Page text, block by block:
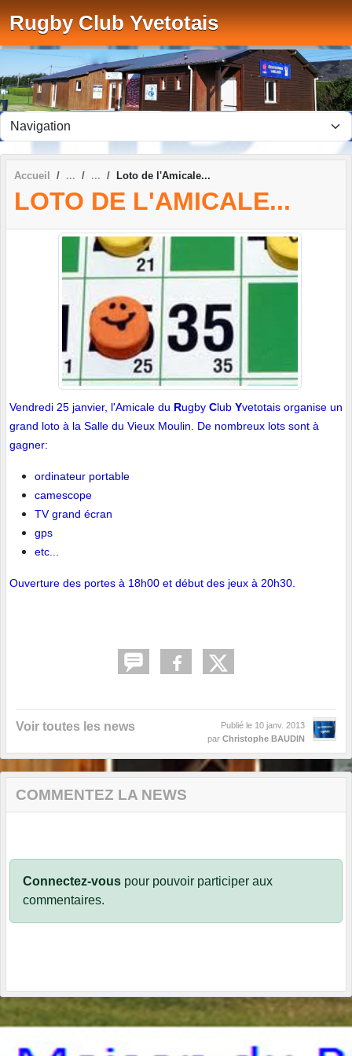
Rugby Club Yvetotais
Accueil Loto de l'Amicale...
LOTO DE L'AMICALE...
Vendredi 25 janvier, l'Amicale du Rugby Club Yvetotais organise un
grand loto à la Salle du Vieux Moulin. De nombreux lots sont à
gagner:
ordinateur portable
camescope
TV grand écran
gps
etc...
Ouverture des portes à 18h00 et début des jeux à 20h30.
Voir toutes les news Publié le 10 janv. 2013
par Christophe BAUDIN
COMMENTEZ LA NEWS
Connectez-vous pour pouvoir participer aux
commentaires.